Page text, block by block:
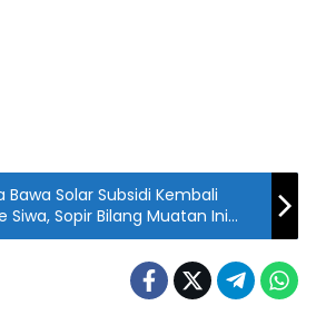
Bawa Solar Subsidi Kembali
Siwa, Sopir Bilang Muatan Ini
Mau Diantar ke LN